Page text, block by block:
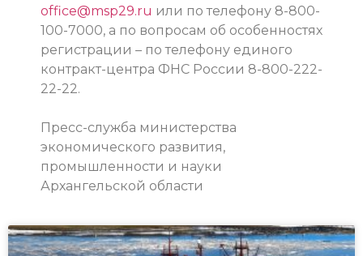
office@msp29.ru или по телефону 8-800-
100-7000, а по вопросам об особенностях
регистрации – по телефону единого
контракт-центра ФНС России 8-800-222-
22-22.
Пресс-служба министерства
экономического развития,
промышленности и науки
Архангельской области